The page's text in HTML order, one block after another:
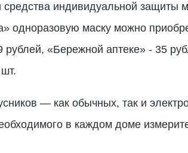
средства индивидуальной защиты
одноразовую маску можно
«Бережной аптеке» - 35
— как обычных, так и
в каждом доме